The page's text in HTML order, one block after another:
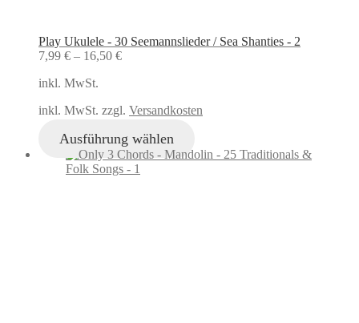
Play Ukulele - 30 Seemannslieder / Sea Shanties - 2
7,99 € – 16,50 €
inkl. MwSt.
inkl. MwSt. zzgl. Versandkosten
Ausführung wählen